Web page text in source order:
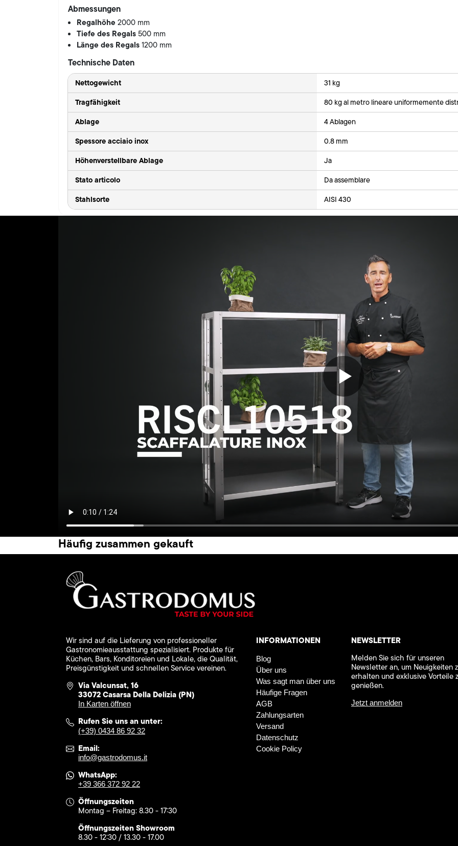
Abmessungen
Regalhöhe2000 mm
Tiefe des Regals500 mm
Länge des Regals1200 mm
Technische Daten
Nettogewicht 31 kg
Tragfähigkeit 80 kg al metro lineare uniformemente
Ablage 4 Ablagen
Spessore acciaio inox 0.8 mm
Höhenverstellbare Ablage Ja
Stato articolo Da assemblare
Stahlsorte AISI 430
Häufig zusammen gekauft
Wir sind auf die Lieferung von professioneller
Gastronomieausstattung spezialisiert. Produkte für
Küchen, Bars, Konditoreien und Lokale, die Qualität,
Preisgünstigkeit und schnellen Service vereinen.
Via Valcunsat, 16
33072 Casarsa Della Delizia (PN)
In Karten öffnen
Rufen Sie uns an unter:
(+39) 0434 86 92 32
Email:
info@gastrodomus.it
WhatsApp:
+39 366 372 92 22
Öffnungszeiten
Montag – Freitag: 8.30 - 17:30
Öffnungszeiten Showroom
8.30 - 12:30 / 13.30 - 17.00
INFORMATIONEN
Blog
Über uns
Was sagt man über uns
Häufige Fragen
AGB
Zahlungsarten
Versand
Datenschutz
Cookie Policy
NEWSLETTER
Melden Sie sich für unseren
Newsletter an, um Neuigkeiten
erhalten und exklusive Vorteile
genießen.
Jetzt anmelden